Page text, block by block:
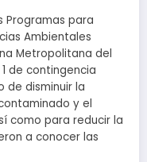
Programas para
Ambientales
Metropolitana del
de contingencia
de disminuir la
y el
como para reducir la
a conocer las